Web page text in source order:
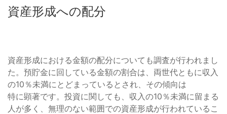
資産形成への配分
資産形成における金額の配分についても調査が行われまし
た。預貯金に回している金額の割合は、両世代ともに収入
の10％未満にとどまっているとされ、その傾向は
特に顕著です。投資に関しても、収入の10％未満に留まる
人が多く、無理のない範囲での資産形成が行われているこ